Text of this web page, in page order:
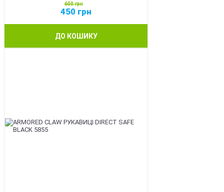
600грн
450 грн
ДО КОШИКУ